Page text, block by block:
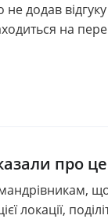
не додав
на
про це
локації,